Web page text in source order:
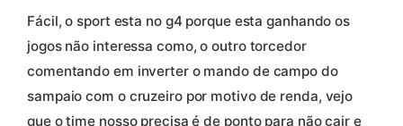
Fácil, o sport esta no g4 porque esta ganhando os
jogos não interessa como, o outro torcedor
comentando em inverter o mando de campo do
sampaio com o cruzeiro por motivo de renda, vejo
que o time nosso precisa é de ponto para não cair e